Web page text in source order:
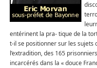
entérinent la pra- tique de la
t-il se positionner sur les sujets
l’extradition, des 165
incarcérés dans la « douce